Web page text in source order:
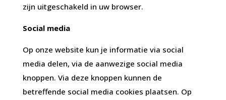
zijn uitgeschakeld in uw browser.
Social media
Op onze website kun je informatie via social
media delen, via de aanwezige social media
knoppen. Via deze knoppen kunnen de
betreffende social media cookies plaatsen. Op